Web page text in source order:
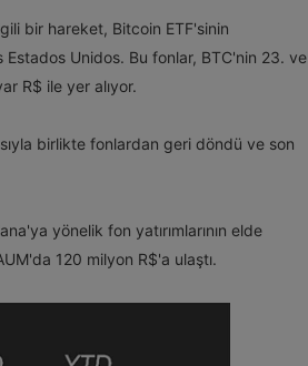
bir hareket, Bitcoin ETF'sinin
Estados Unidos. Bu fonlar, BTC'nin 23. ve
R$ ile yer alıyor.
birlikte fonlardan geri döndü ve son
yönelik fon yatırımlarının elde
120 milyon R$'a ulaştı.